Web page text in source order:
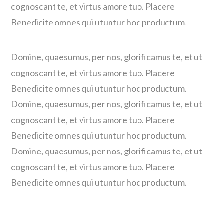
cognoscant te, et virtus amore tuo. Placere
Benedicite omnes qui utuntur hoc productum.
Domine, quaesumus, per nos, glorificamus te, et ut
cognoscant te, et virtus amore tuo. Placere
Benedicite omnes qui utuntur hoc productum.
Domine, quaesumus, per nos, glorificamus te, et ut
cognoscant te, et virtus amore tuo. Placere
Benedicite omnes qui utuntur hoc productum.
Domine, quaesumus, per nos, glorificamus te, et ut
cognoscant te, et virtus amore tuo. Placere
Benedicite omnes qui utuntur hoc productum.